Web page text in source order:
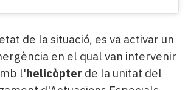
de la situació, es va activar un
en el qual van intervenir
l'helicòpter de la unitat del